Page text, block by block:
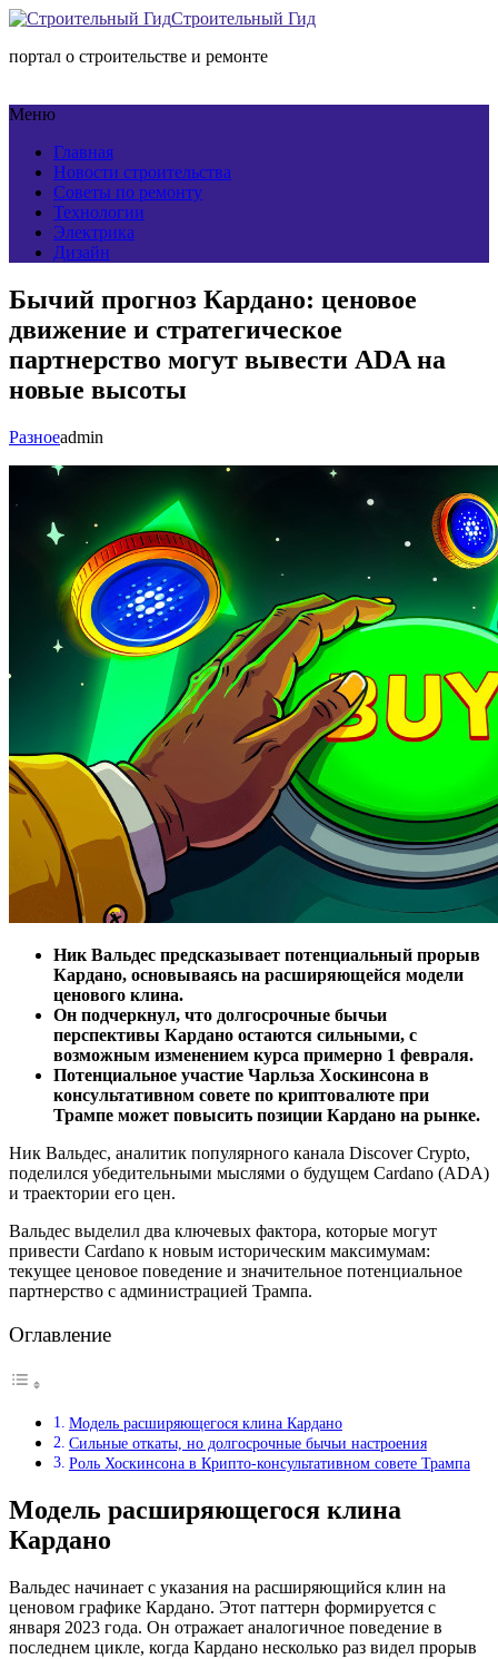
Строительный Гид
портал о строительстве и ремонте
Меню
Главная
Новости строительства
Советы по ремонту
Технологии
Электрика
Дизайн
Бычий прогноз Кардано: ценовое
движение и стратегическое
партнерство могут вывести ADA на
новые высоты
Разноеadmin
Ник Вальдес предсказывает потенциальный прорыв
Кардано, основываясь на расширяющейся модели
ценового клина.
Он подчеркнул, что долгосрочные бычьи
перспективы Кардано остаются сильными, с
возможным изменением курса примерно 1 февраля.
Потенциальное участие Чарльза Хоскинсона в
консультативном совете по криптовалюте при
Трампе может повысить позиции Кардано на рынке.
Ник Вальдес, аналитик популярного канала Discover Crypto,
поделился убедительными мыслями о будущем Cardano (ADA)
и траектории его цен.
Вальдес выделил два ключевых фактора, которые могут
привести Cardano к новым историческим максимумам:
текущее ценовое поведение и значительное потенциальное
партнерство с администрацией Трампа.
Оглавление
Модель расширяющегося клина Кардано
Сильные откаты, но долгосрочные бычьи настроения
Роль Хоскинсона в Крипто-консультативном совете Трампа
Модель расширяющегося клина
Кардано
Вальдес начинает с указания на расширяющийся клин на
ценовом графике Кардано. Этот паттерн формируется с
января 2023 года. Он отражает аналогичное поведение в
последнем цикле, когда Кардано несколько раз видел прорыв